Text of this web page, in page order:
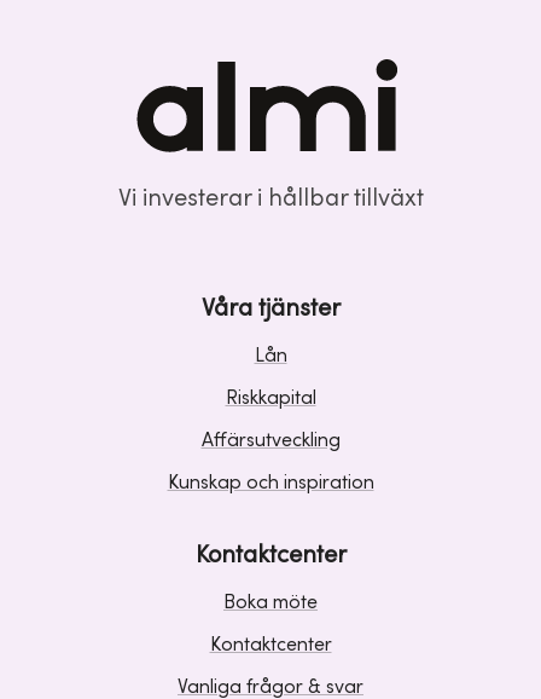
Vi investerar i hållbar tillväxt
Våra tjänster
Lån
Riskkapital
Affärsutveckling
Kunskap och inspiration
Kontaktcenter
Boka möte
Kontaktcenter
Vanliga frågor & svar